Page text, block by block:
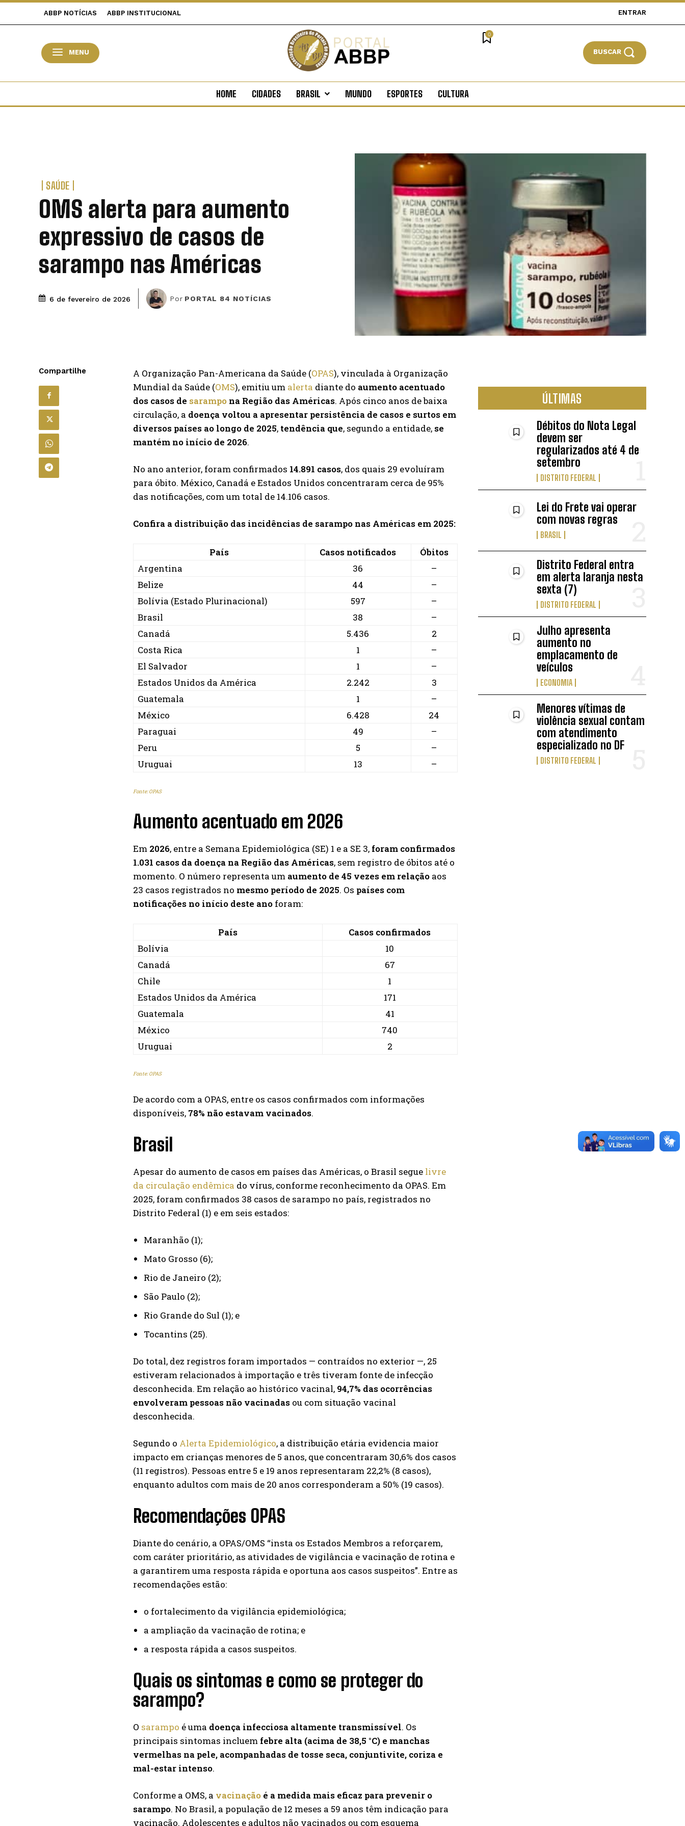
ABBP NOTÍCIAS ABBP INSTITUCIONAL ENTRAR
MENU
0
BUSCAR
HOME CIDADES BRASIL MUNDO ESPORTES CULTURA
SAÚDE
OMS alerta para aumento
expressivo de casos de
sarampo nas Américas
6 de fevereiro de 2026 Por PORTAL 84 NOTÍCIAS
Compartilhe A Organização Pan-Americana da Saúde (OPAS), vinculada à Organização
Mundial da Saúde (OMS), emitiu um alerta diante do aumento acentuado
dos casos de sarampona Região das Américas. Após cinco anos de baixa
circulação, a doença voltou a apresentar persistência de casos e surtos em
diversos países ao longo de 2025, tendência que, segundo a entidade, se
mantém no início de 2026.
No ano anterior, foram confirmados 14.891 casos, dos quais 29 evoluíram
para óbito. México, Canadá e Estados Unidos concentraram cerca de 95%
das notificações, com um total de 14.106 casos.
Confira a distribuição das incidências de sarampo nas Américas em 2025:
País Casos notificados
Óbitos
Argentina
36
–
Belize
44
–
Bolívia (Estado Plurinacional)
597
–
Brasil
38
–
Canadá
5.436
2
Costa Rica
1
–
El Salvador
1
–
Estados Unidos da América
2.242
3
Guatemala
1
–
México
6.428
24
Paraguai
49
–
Peru
5
–
Uruguai
13 –
Fonte: OPAS
Aumento acentuado em 2026
Em 2026, entre a Semana Epidemiológica (SE) 1 e a SE 3,foram confirmados
1.031 casos da doença na Região das Américas, sem registro de óbitos até o
momento. O número representa um aumento de 45 vezes em relaçãoaos
23 casos registrados no mesmo período de 2025. Os países com
notificações no início deste ano foram:
País
Casos confirmados
Bolívia
10
Canadá
67
Chile
1
Estados Unidos da América
171
Guatemala
41
México
740
Uruguai
2
Fonte: OPAS
De acordo com a OPAS, entre os casos confirmados com informações
disponíveis, 78% não estavam vacinados.
Brasil
Apesar do aumento de casos em países das Américas, o Brasil segue livre
da circulação endêmica do vírus, conforme reconhecimento da OPAS. Em
2025, foram confirmados 38 casos de sarampo no país, registrados no
Distrito Federal (1) e em seis estados:
Maranhão (1);
Mato Grosso (6);
Rio de Janeiro (2);
São Paulo (2);
Rio Grande do Sul (1); e
Tocantins (25).
Do total, dez registros foram importados — contraídos no exterior —, 25
estiveram relacionados à importação e três tiveram fonte de infecção
desconhecida. Em relação ao histórico vacinal, 94,7% das ocorrências
envolveram pessoas não vacinadas ou com situação vacinal
desconhecida.
Segundo o Alerta Epidemiológico, a distribuição etária evidencia maior
impacto em crianças menores de 5 anos, que concentraram 30,6% dos casos
(11 registros). Pessoas entre 5 e 19 anos representaram 22,2% (8 casos),
enquanto adultos com mais de 20 anos corresponderam a 50% (19 casos).
Recomendações OPAS
Diante do cenário, a OPAS/OMS “insta os Estados Membros a reforçarem,
com caráter prioritário, as atividades de vigilância e vacinação de rotina e
a garantirem uma resposta rápida e oportuna aos casos suspeitos”. Entre as
recomendações estão:
o fortalecimento da vigilância epidemiológica;
a ampliação da vacinação de rotina; e
a resposta rápida a casos suspeitos.
Quais os sintomas e como se proteger do
sarampo?
O sarampo é uma doença infecciosa altamente transmissível. Os
principais sintomas incluem febre alta (acima de 38,5 °C) e manchas
vermelhas na pele, acompanhadas de tosse seca, conjuntivite, coriza e
mal-estar intenso.
Conforme a OMS, a vacinaçãoé a medida mais eficaz para prevenir o
sarampo. No Brasil, a população de 12 meses a 59 anos têm indicação para
vacinação. Adolescentes e adultos não vacinados ou com esquema
ÚLTIMAS
Débitos do Nota Legal
devem ser
regularizados até 4 de
setembro
DISTRITO FEDERAL
Lei do Frete vai operar
com novas regras
BRASIL
Distrito Federal entra
em alerta laranja nesta
sexta (7)
DISTRITO FEDERAL
Julho apresenta
aumento no
emplacamento de
veículos
ECONOMIA
Menores vítimas de
violência sexual contam
com atendimento
especializado no DF
DISTRITO FEDERAL